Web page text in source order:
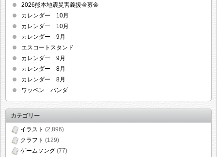
2026熊本地震災害義援金募金
カレンダー 10月
カレンダー 10月
カレンダー 9月
エスコートスタンド
カレンダー 9月
カレンダー 8月
カレンダー 8月
ワッペン パンダ
カテゴリー
イラスト (2,896)
クラフト (129)
ゲームソング (77)